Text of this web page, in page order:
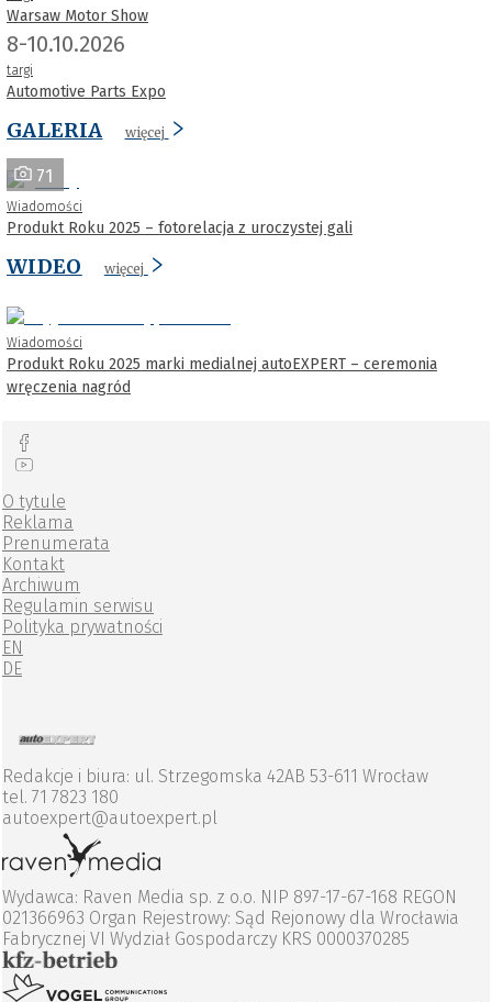
Warsaw Motor Show
8-10.10.2026
targi
Automotive Parts Expo
GALERIA więcej
71
Wiadomości
Produkt Roku 2025 – fotorelacja z uroczystej gali
WIDEO więcej
Wiadomości
Produkt Roku 2025 marki medialnej autoEXPERT – ceremonia
wręczenia nagród
O tytule
Reklama
Prenumerata
Kontakt
Archiwum
Regulamin serwisu
Polityka prywatności
EN
DE
Redakcje i biura: ul. Strzegomska 42AB 53-611 Wrocław
tel. 71 7823 180
autoexpert@autoexpert.pl
Wydawca: Raven Media sp. z o.o. NIP 897-17-67-168 REGON
021366963 Organ Rejestrowy: Sąd Rejonowy dla Wrocławia
Fabrycznej VI Wydział Gospodarczy KRS 0000370285